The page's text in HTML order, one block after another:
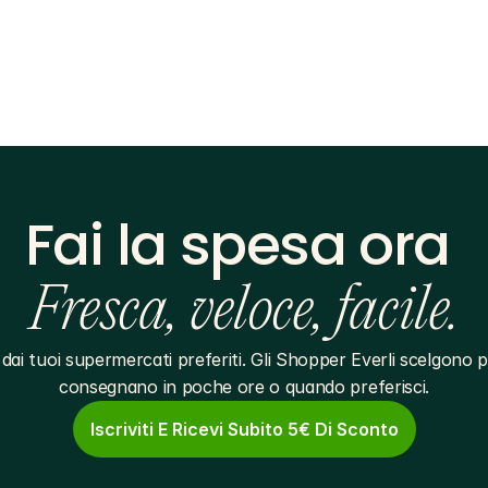
Fai la spesa ora
Fresca, veloce, facile.
tuoi supermercati preferiti. Gli Shopper Everli scelgono
consegnano in poche ore o quando preferisci.
Iscriviti E Ricevi Subito 5€ Di Sconto